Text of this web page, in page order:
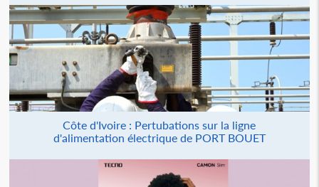
Côte d'Ivoire : Pertubations sur la ligne
d'alimentation électrique de PORT BOUET